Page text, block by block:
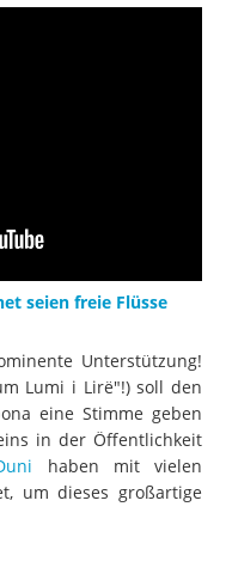
seien freie Flüsse
Unterstützung!
Lumi i Lirë"!) soll den
eine Stimme geben
in der Öffentlichkeit
haben mit vielen
um dieses großartige